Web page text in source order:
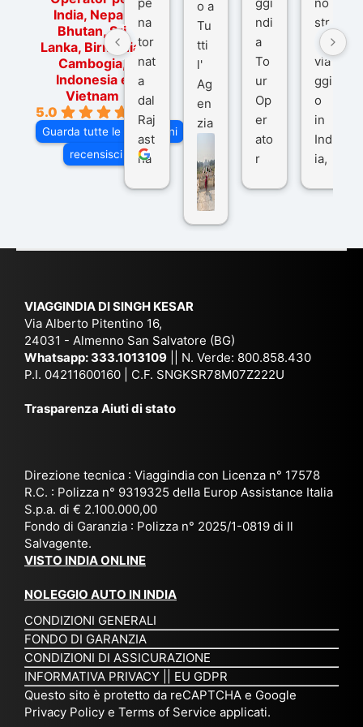
India, Nepal,
Bhutan, Sri
Lanka, Birmania,
Cambogia,
Indonesia e
Vietnam
5.0
Guarda tutte le recensioni
recensisci su
na
tor
nat
a
dal
Raj
ast
ha
e
e
co
n
via
o
niz
zat
o
su
su
ra
r
noi
tre
da
Via
o a
Tu
tti
l'
Ag
en
zia
Via
ggI
ndi
a
ag
en
zia
il
pr
rie
pe
rs
on
a
am
ndi
a
To
ur
Op
er
ato
r
Ne
n,
Sri
ma
nia
è
rdi
na
rio
to
ur
str
o
via
ggi
o
in
Ind
ia,
Va
), è
sta
a
ch
e
po
VIAGGINDIA DI SINGH KESAR
Via Alberto Pitentino 16,
24031 - Almenno San Salvatore (BG)
Whatsapp: 333.1013109 || N. Verde: 800.858.430
P.I. 04211600160 | C.F. SNGKSR78M07Z222U
Trasparenza Aiuti di stato
Direzione tecnica : Viaggindia con Licenza n° 17578
R.C. : Polizza n° 9319325 della Europ Assistance Italia
S.p.a. di € 2.100.000,00
Fondo di Garanzia : Polizza n° 2025/1-0819 di Il
Salvagente.
VISTO INDIA ONLINE
NOLEGGIO AUTO IN INDIA
CONDIZIONI GENERALI
FONDO DI GARANZIA
CONDIZIONI DI ASSICURAZIONE
INFORMATIVA PRIVACY
EU GDPR
Questo sito è protetto da reCAPTCHA e Google
Privacy Policy e Terms of Service applicati.